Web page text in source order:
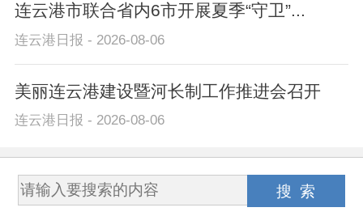
连云港市联合省内6市开展夏季“守卫”...
连云港日报 - 2026-08-06
美丽连云港建设暨河长制工作推进会召开
连云港日报 - 2026-08-06